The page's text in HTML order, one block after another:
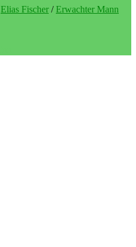
Elias Fischer /Erwachter Mann